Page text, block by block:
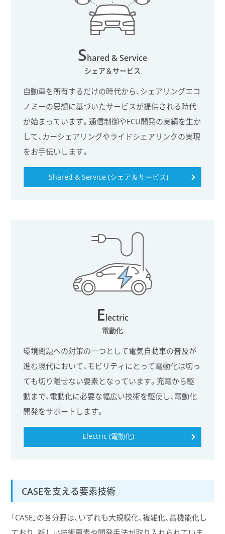
Shared & Service
シェア＆サービス
自動車を所有するだけの時代から、シェアリングエコ
ノミーの思想に基づいたサービスが提供される時代
が始まっています。通信制御やECU開発の実績を生か
して、カーシェアリングやライドシェアリングの実現
をお手伝いします。
Shared & Service (シェア＆サービス)
Electric
電動化
環境問題への対策の一つとして電気自動車の普及が
進む現代において、モビリティにとって電動化は切っ
ても切り離せない要素となっています。充電から駆
動まで、電動化に必要な幅広い技術を駆使し、電動化
開発をサポートします。
Electric (電動化)
CASEを支える要素技術
「CASE」の各分野は、いずれも大規模化、複雑化、高機能化し